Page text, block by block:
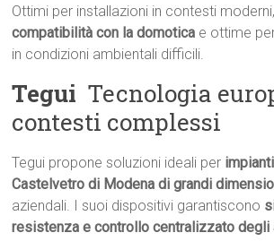
Ottimi per installazioni in contesti
compatibilità con la domotica e ottime
in condizioni ambientali difficili.
Tegui  Tecnologia
contesti complessi
Tegui propone soluzioni ideali per
Castelvetro di Modena di grandi
aziendali. I suoi dispositivi garantiscono
resistenza e controllo centralizzato degli